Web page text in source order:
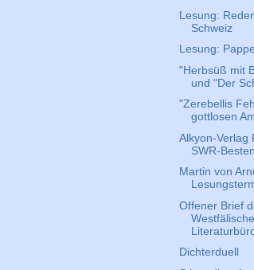
Lesung:
Schweiz
Lesung:
"Herbsüß mit
und "Der
"Zerebellis
gottlosen
Alkyon-Verlag
SWR-
Martin von
Offener Brief
Dichterduell